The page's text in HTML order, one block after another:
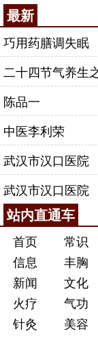
最新
巧用药膳调失眠
二十四节气养生
陈品一
中医李利荣
武汉市汉口医院
武汉市汉口医院
站内直通车
首页 常识
信息
丰胸
新闻
文化
火疗
气功
针灸
美容